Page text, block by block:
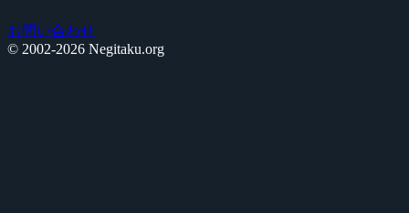
お問い合わせ
© 2002-2026 Negitaku.org